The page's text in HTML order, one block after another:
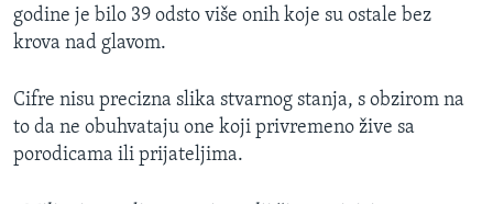
godine je bilo 39 odsto više onih koje su ostale bez
krova nad glavom.
Cifre nisu precizna slika stvarnog stanja, s obzirom na
to da ne obuhvataju one koji privremeno žive sa
porodicama ili prijateljima.